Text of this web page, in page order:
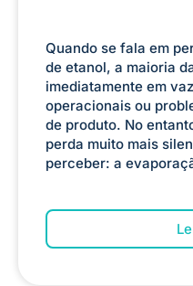
Quando se fala em
de etanol, a maioria
imediatamente em
operacionais ou
de produto. No
perda muito mais
perceber: a